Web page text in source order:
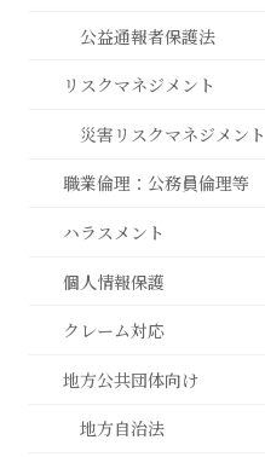
公益通報者保護法
リスクマネジメント
災害リスクマネジメント
職業倫理：公務員倫理等
ハラスメント
個人情報保護
クレーム対応
地方公共団体向け
地方自治法